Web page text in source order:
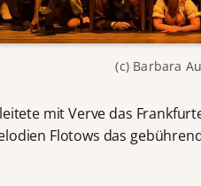
(c) Barbara
mit Verve das
Flotows das